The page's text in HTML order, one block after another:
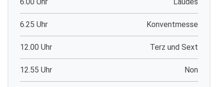
6.00 Uhr Laudes
6.25 Uhr Konventmesse
12.00 Uhr Terz und Sext
12.55 Uhr Non